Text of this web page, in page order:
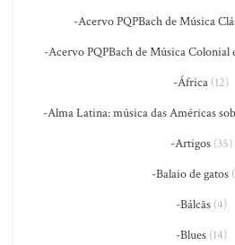
-Acervo PQPBach de Música
-Acervo PQPBach de Música
-África (12)
-Alma Latina: música das Américas
-Artigos(35)
-Balaio de gatos
-Bálcãs(4)
-Blues(14)